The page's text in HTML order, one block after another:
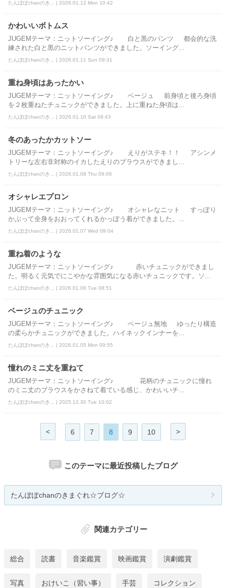
たんぽぽchanのき... | 2026.01.12 Mon 10:42
かわいいボトムス
JUGEMテーマ：ニットソーイング♪ 白と黒のパンツ 都会的な洗
練された白と黒のニットパンツができました。ソーイング...
たんぽぽchanのき... | 2026.01.11 Sun 09:31
重ね身頃はあったかい
JUGEMテーマ：ニットソーイング♪ ベージュ 前身頃と後ろ身頃
を２枚重ねたチュニックができました。上に重ねた身頃は...
たんぽぽchanのき... | 2026.01.10 Sat 09:43
冬のあったかカットソー
JUGEMテーマ：ニットソーイング♪ えりがステキ！！ アシンメ
トリーな左右非対称のイカしたえりのブラウスができまし...
たんぽぽchanのき... | 2026.01.08 Thu 09:06
オシャレエプロン
JUGEMテーマ：ニットソーイング♪ オシャレなニット すっぽり
かぶって全身をおおってくれるかっぽう着ができました。...
たんぽぽchanのき... | 2026.01.07 Wed 09:04
重ね着のような
JUGEMテーマ：ニットソーイング♪ 赤いチュニックができまし
た。明るく元気でにこやかな雰囲気になる赤いチュニックです。ソ...
たんぽぽchanのき... | 2026.01.06 Tue 08:51
ベージュのチュニック
JUGEMテーマ：ニットソーイング♪ ベージュ無地 ゆったり構造
の柔らかチュニックができました。ハイネックインナーを...
たんぽぽchanのき... | 2026.01.05 Mon 09:55
憧れのミニ丈を重ねて
JUGEMテーマ：ニットソーイング♪ 花柄のチュニックに憧れ
のミニ丈のブラウスをかさねて着ている感じ、かわいいチ...
たんぽぽchanのき... | 2025.12.30 Tue 10:02
< 6 7 8 9 10 >
このテーマに最近投稿したブログ
たんぽぽchanのきまぐれ☆ブログ☆
関連カテゴリー
総合 読書 音楽鑑賞 映画鑑賞 演劇鑑賞
写真 おけいこ（習い事） 手芸 コレクション